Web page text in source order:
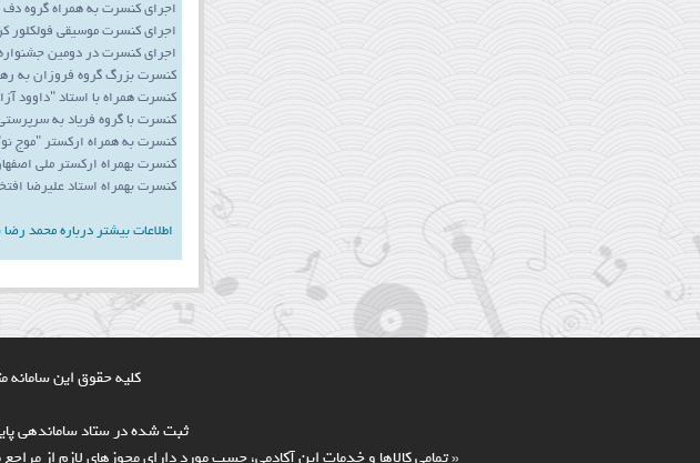
اجرای کنسرت به همراه گروه دف
اجرای کنسرت موسیقی فولکلور
اجرای کنسرت در دومین جشنواره
کنسرت بزرگ گروه فروزان به
کنسرت همراه با استاد "داوود
کنسرت با گروه فریاد به سرپرستی
کنسرت به همراه ارکستر "موج
کنسرت بهمراه ارکستر ملی اصفهان
کنسرت بهمراه استاد علیرضا افتخاری - دی
اطلاعات بیشتر درباره محمد رضا
کلیه حقوق این
ثبت شده در ستاد ساماندهی
« تمامي كالاها و خدمات اين آکادمی، حسب مورد داراي مجوزهاي لازم از